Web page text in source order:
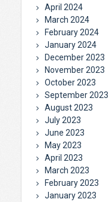
April 2024
March 2024
February 2024
January 2024
December 2023
November 2023
October 2023
September 2023
August 2023
July 2023
June 2023
May 2023
April 2023
March 2023
February 2023
January 2023